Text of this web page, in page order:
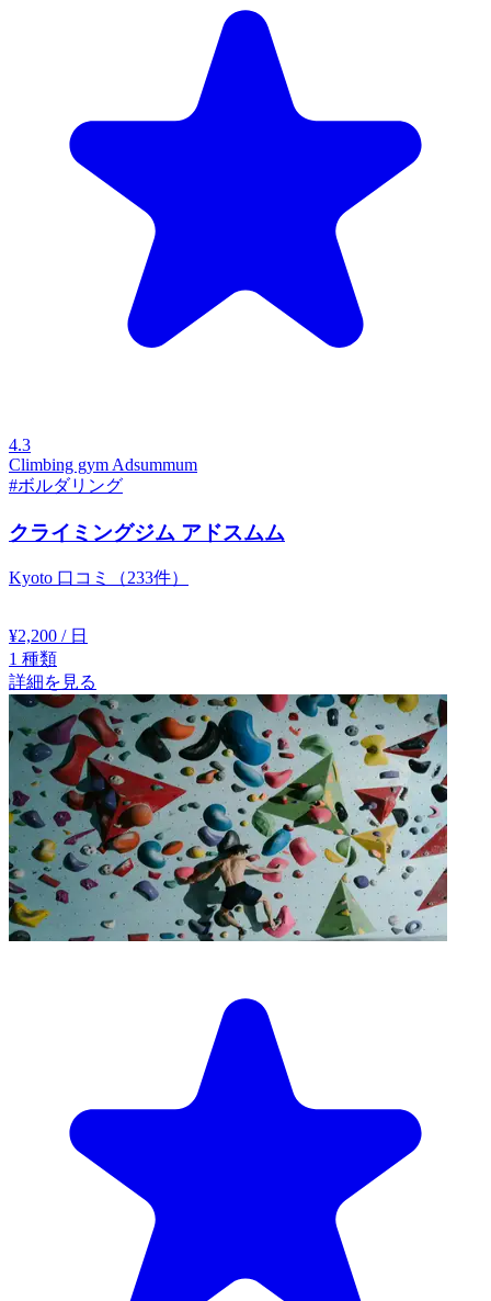
4.3
Climbing gym Adsummum
#ボルダリング
クライミングジム アドスムム
Kyoto 口コミ（233件）
¥2,200 / 日
1 種類
詳細を見る